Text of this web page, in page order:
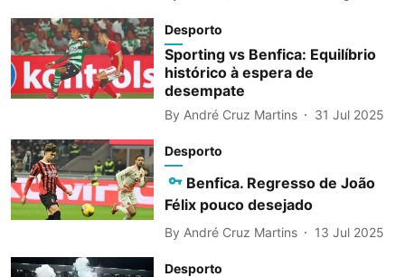
Desporto
Sporting vs Benfica: Equilíbrio
histórico à espera de
desempate
By André Cruz Martins 31 Jul 2025
Desporto
Benfica. Regresso de João
Félix pouco desejado
By André Cruz Martins 13 Jul 2025
Desporto